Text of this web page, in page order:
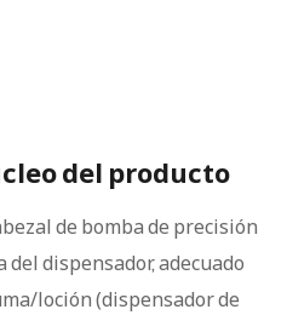
del producto
de bomba de precisión
dispensador, adecuado
loción (dispensador de